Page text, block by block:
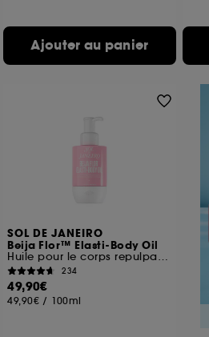
Ajouter au panier
SOL DE JANEIRO
Beija Flor™ Elasti-Body Oil
Huile pour le corps repulpante
234
49,90€
49,90€ / 100ml